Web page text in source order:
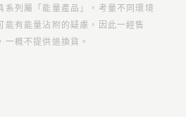
系列屬「能量產品」，考量不同環境
能有能量沾附的疑慮，因此一經售
一概不提供退換貨。